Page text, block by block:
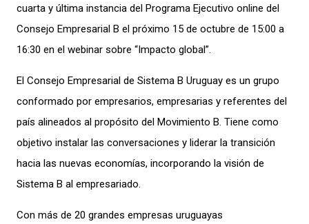
cuarta y última instancia del Programa Ejecutivo online del
Consejo Empresarial B el próximo 15 de octubre de 15:00 a
16:30 en el webinar sobre “Impacto global”.
El Consejo Empresarial de Sistema B Uruguay es un grupo
conformado por empresarios, empresarias y referentes del
país alineados al propósito del Movimiento B. Tiene como
objetivo instalar las conversaciones y liderar la transición
hacia las nuevas economías, incorporando la visión de
Sistema B al empresariado.
Con más de 20 grandes empresas uruguayas